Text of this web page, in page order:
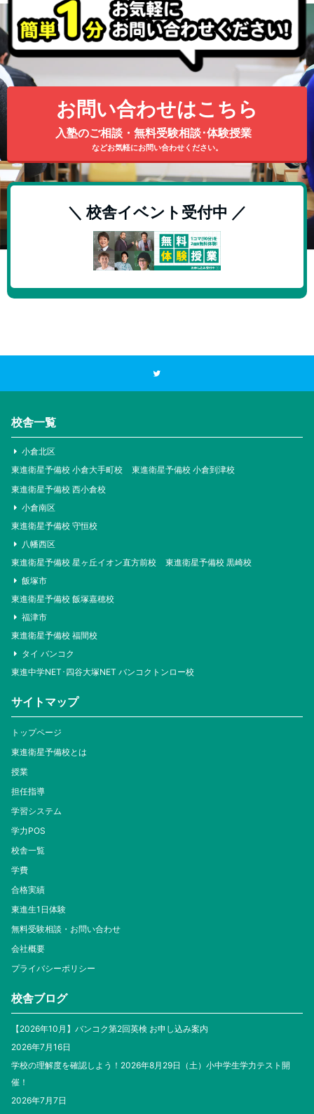
お問い合わせはこちら
入塾のご相談・無料受験相談･体験授業
などお気軽にお問い合わせください。
＼ 校舎イベント受付中 ／
校舎一覧
小倉北区
東進衛星予備校 小倉大手町校
東進衛星予備校 小倉到津校
東進衛星予備校 西小倉校
小倉南区
東進衛星予備校 守恒校
八幡西区
東進衛星予備校 星ヶ丘イオン直方前校
東進衛星予備校 黒崎校
飯塚市
東進衛星予備校 飯塚嘉穂校
福津市
東進衛星予備校 福間校
タイ バンコク
東進中学NET･四谷大塚NET バンコクトンロー校
サイトマップ
トップページ
東進衛星予備校とは
授業
担任指導
学習システム
学力POS
校舎一覧
学費
合格実績
東進生1日体験
無料受験相談・お問い合わせ
会社概要
プライバシーポリシー
校舎ブログ
【2026年10月】バンコク第2回英検 お申し込み案内
2026年7月16日
学校の理解度を確認しよう！2026年8月29日（土）小中学生学力テスト開
催！
2026年7月7日